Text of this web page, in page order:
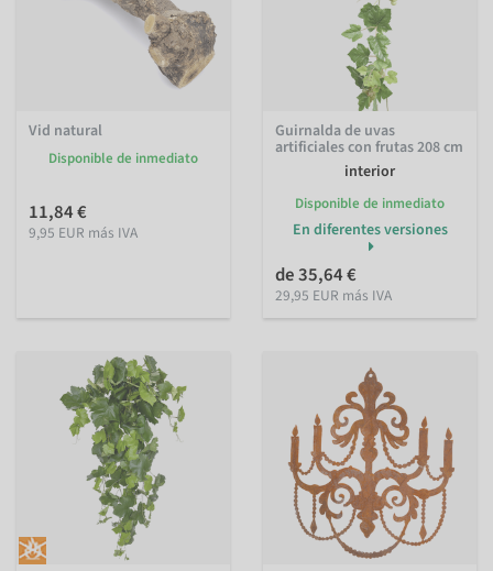
Vid natural
Disponible de inmediato
11,84 €
9,95 EUR más IVA
Guirnalda de uvas
artificiales con frutas 208 cm
interior
Disponible de inmediato
En diferentes versiones
de 35,64 €
29,95 EUR más IVA